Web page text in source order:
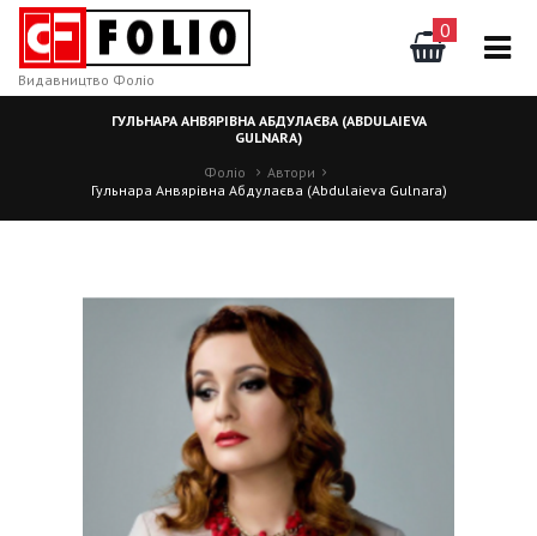
0
Видавництво Фоліо
ГУЛЬНАРА АНВЯРІВНА АБДУЛАЄВА (ABDULAIEVA
GULNARA)
Фоліо
Автори
Гульнара Анвярівна Абдулаєва (Abdulaieva Gulnara)